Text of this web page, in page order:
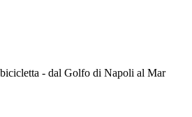
- dal Golfo di Napoli al Mar